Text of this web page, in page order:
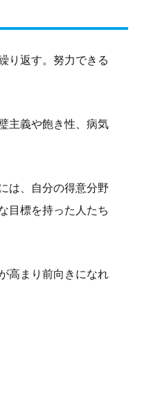
り返す。努力できる
主義や飽き性、病気
は、自分の得意分野
目標を持った人たち
高まり前向きになれ